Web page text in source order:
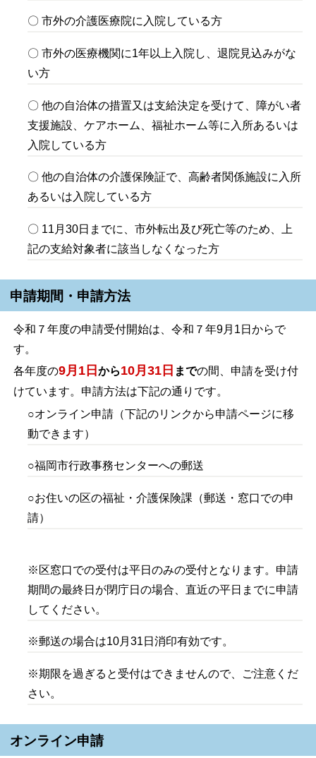
〇 市外の介護医療院に入院している方
〇 市外の医療機関に1年以上入院し、退院見込みがな
い方
〇 他の自治体の措置又は支給決定を受けて、障がい者
支援施設、ケアホーム、福祉ホーム等に入所あるいは
入院している方
〇 他の自治体の介護保険証で、高齢者関係施設に入所
あるいは入院している方
〇 11月30日までに、市外転出及び死亡等のため、上
記の支給対象者に該当しなくなった方
申請期間・申請方法
令和７年度の申請受付開始は、令和７年9月1日からで
す。
各年度の9月1日から10月31日 までの間、申請を受け付
けています。申請方法は下記の通りです。
○オンライン申請（下記のリンクから申請ページに移
動できます）
○福岡市行政事務センターへの郵送
○お住いの区の福祉・介護保険課（郵送・窓口での申
請）
※区窓口での受付は平日のみの受付となります。申請
期間の最終日が閉庁日の場合、直近の平日までに申請
してください。
※郵送の場合は10月31日消印有効です。
※期限を過ぎると受付はできませんので、ご注意くだ
さい。
オンライン申請